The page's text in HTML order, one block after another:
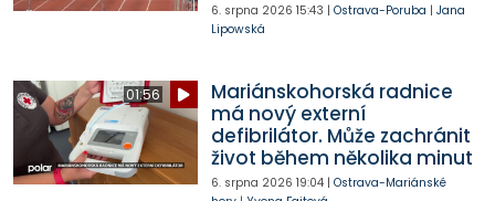
6. srpna 2026 15:43 | Ostrava-Poruba | Jana
Lipowská
01:56
Mariánskohorská radnice
má nový externí
defibrilátor. Může zachránit
život během několika minut
6. srpna 2026 19:04| Ostrava-Mariánské